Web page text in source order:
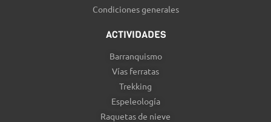
Condiciones generales
ACTIVIDADES
Barranquismo
Vías ferratas
Trekking
Espeleología
Raquetas de nieve